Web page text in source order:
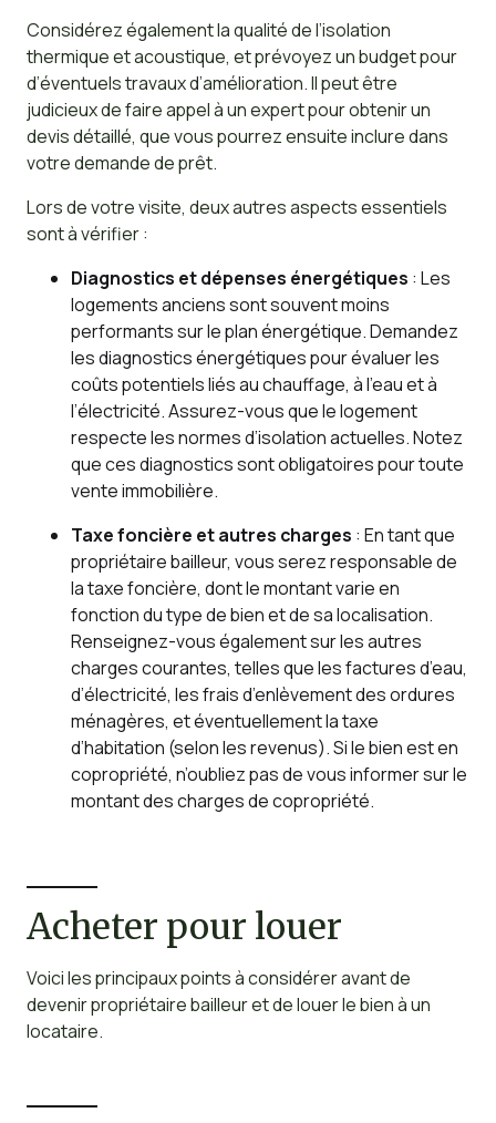
Considérez également la qualité de l’isolation
thermique et acoustique, et prévoyez un budget pour
d’éventuels travaux d’amélioration. Il peut être
judicieux de faire appel à un expert pour obtenir un
devis détaillé, que vous pourrez ensuite inclure dans
votre demande de prêt.
Lors de votre visite, deux autres aspects essentiels
sont à vérifier :
Diagnostics et dépenses énergétiques : Les
logements anciens sont souvent moins
performants sur le plan énergétique. Demandez
les diagnostics énergétiques pour évaluer les
coûts potentiels liés au chauffage, à l’eau et à
l’électricité. Assurez-vous que le logement
respecte les normes d’isolation actuelles. Notez
que ces diagnostics sont obligatoires pour toute
vente immobilière.
Taxe foncière et autres charges : En tant que
propriétaire bailleur, vous serez responsable de
la taxe foncière, dont le montant varie en
fonction du type de bien et de sa localisation.
Renseignez-vous également sur les autres
charges courantes, telles que les factures d’eau,
d’électricité, les frais d’enlèvement des ordures
ménagères, et éventuellement la taxe
d’habitation (selon les revenus). Si le bien est en
copropriété, n’oubliez pas de vous informer sur le
montant des charges de copropriété.
Acheter pour louer
Voici les principaux points à considérer avant de
devenir propriétaire bailleur et de louer le bien à un
locataire.